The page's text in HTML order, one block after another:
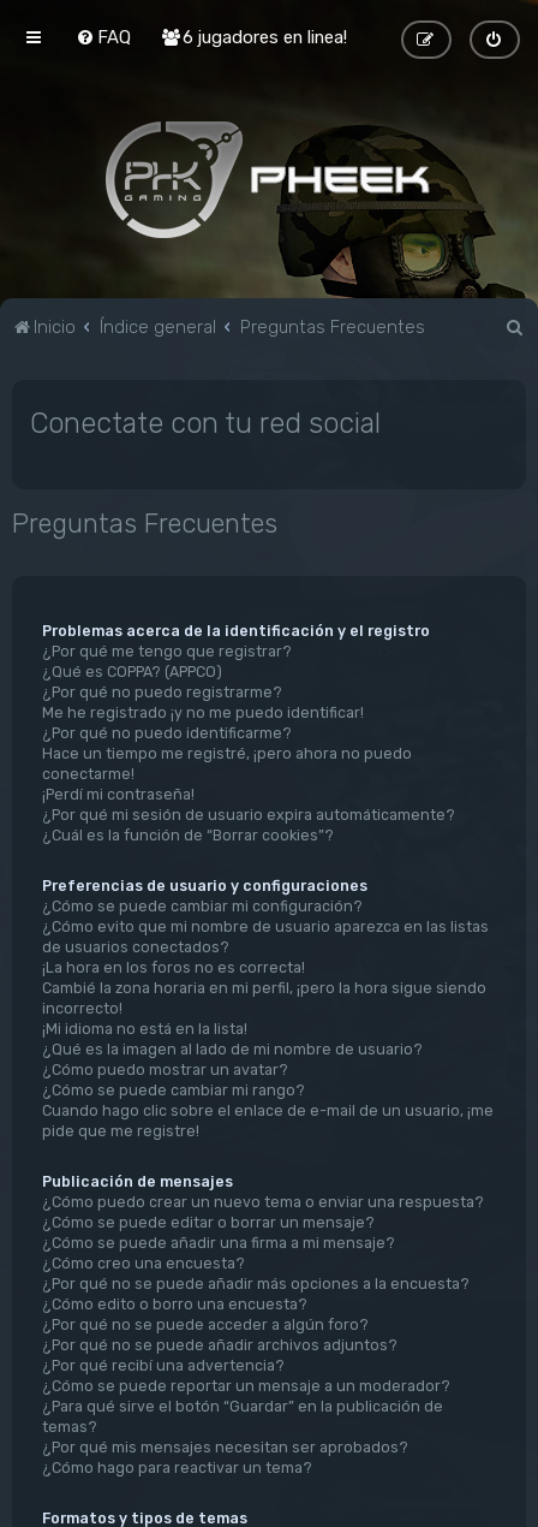
FAQ 6 jugadores en linea!
Inicio Índice general Preguntas Frecuentes
Conectate con tu red social
Preguntas Frecuentes
Problemas acerca de la identificación y el registro
¿Por qué me tengo que registrar?
¿Qué es COPPA? (APPCO)
¿Por qué no puedo registrarme?
Me he registrado ¡y no me puedo identificar!
¿Por qué no puedo identificarme?
Hace un tiempo me registré, ¡pero ahora no puedo
conectarme!
¡Perdí mi contraseña!
¿Por qué mi sesión de usuario expira automáticamente?
¿Cuál es la función de “Borrar cookies”?
Preferencias de usuario y configuraciones
¿Cómo se puede cambiar mi configuración?
¿Cómo evito que mi nombre de usuario aparezca en las listas
de usuarios conectados?
¡La hora en los foros no es correcta!
Cambié la zona horaria en mi perfil, ¡pero la hora sigue siendo
incorrecto!
¡Mi idioma no está en la lista!
¿Qué es la imagen al lado de mi nombre de usuario?
¿Cómo puedo mostrar un avatar?
¿Cómo se puede cambiar mi rango?
Cuando hago clic sobre el enlace de e-mail de un usuario, ¡me
pide que me registre!
Publicación de mensajes
¿Cómo puedo crear un nuevo tema o enviar una respuesta?
¿Cómo se puede editar o borrar un mensaje?
¿Cómo se puede añadir una firma a mi mensaje?
¿Cómo creo una encuesta?
¿Por qué no se puede añadir más opciones a la encuesta?
¿Cómo edito o borro una encuesta?
¿Por qué no se puede acceder a algún foro?
¿Por qué no se puede añadir archivos adjuntos?
¿Por qué recibí una advertencia?
¿Cómo se puede reportar un mensaje a un moderador?
¿Para qué sirve el botón “Guardar” en la publicación de
temas?
¿Por qué mis mensajes necesitan ser aprobados?
¿Cómo hago para reactivar un tema?
Formatos y tipos de temas